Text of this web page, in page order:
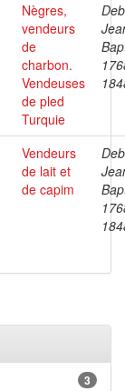
Nègres,
vendeurs
de
charbon.
Vendeuses
de pled
Turquie
Vendeurs
de lait et
de capim
3